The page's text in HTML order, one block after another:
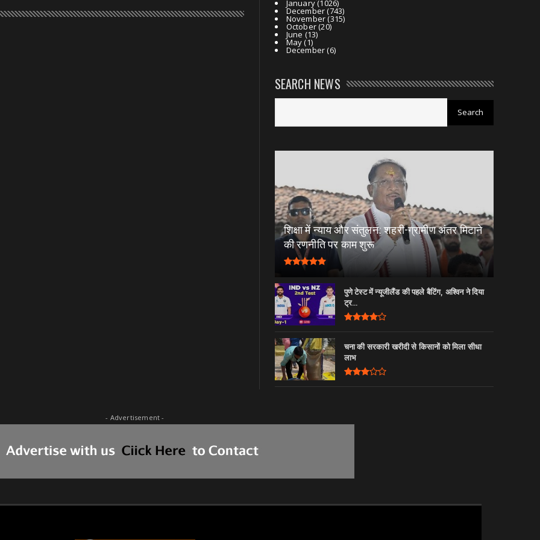
January(1026)
December(743)
November(315)
October(20)
June (13)
May(1)
December(6)
SEARCH NEWS
शिक्षा में न्याय और संतुलन: शहरी-ग्रामीण अंतर मिटाने
की रणनीति पर काम शुरू
पुणे टेस्ट में न्यूजीलैंड की पहले बैटिंग, अश्विन ने दिया
ट्र...
चना की सरकारी खरीदी से किसानों को मिला सीधा
लाभ
- Advertisement -